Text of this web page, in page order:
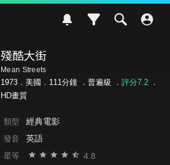
殘酷大街
Mean Streets
1973．美國．111分鐘 ． 普遍級 ． 評分7.2．
HD畫質
類型 經典電影
發音 英語
星等 4.8